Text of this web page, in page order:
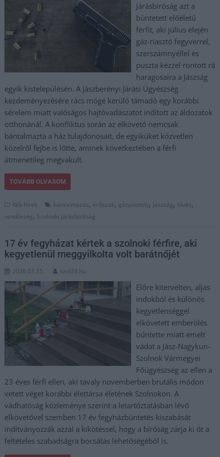
Járásbíróság azt a
büntetett előéletű
férfit, aki július elején
gáz-riasztó fegyverrel,
szerszámnyéllel és
puszta kézzel rontott rá
haragosaira a Jászság
egyik kistelepülésén. A Jászberényi Járási Ügyészség
kezdeményezésére rács mögé kerülő támadó egy korábbi
sérelem miatt valóságos hajtóvadászatot indított az áldozatok
otthonánál. A konfliktus során az elkövető nemcsak
bántalmazta a ház tulajdonosait, de egyiküket közvetlen
közelről fejbe is lőtte, aminek következtében a férfi
átmenetileg megvakult.
TOVÁBB OLVASOM
Kék hírek bántalmazás, erőszak, gázpisztoly, Jászság, lövés,
rendőrség, Szolnoki Járásbíróság
17 év fegyházat kértek a szolnoki férfire, aki
kegyetlenül meggyilkolta volt barátnőjét
2026.07.15. szol24.hu
Előre kitervelten, aljas
indokból és különös
kegyetlenséggel
elkövetett emberölés
bűntette miatt emelt
vádat a Jász-Nagykun-
Szolnok Vármegyei
Főügyészség az ellen a
23 éves férfi ellen, aki tavaly novemberben brutális módon
vetett véget korábbi élettársa életének Szolnokon. A
vádhatóság közleménye szerint a letartóztatásban lévő
elkövetővel szemben 17 év fegyházbüntetés kiszabását
indítványozzák azzal a kikötéssel, hogy a bíróság zárja ki őt a
feltételes szabadságra bocsátás lehetőségéből is.